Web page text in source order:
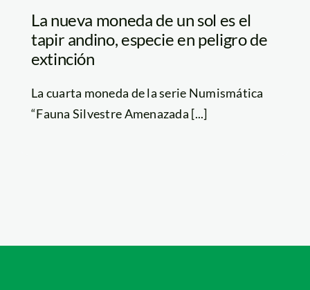
La nueva moneda de un sol es el
tapir andino, especie en peligro de
extinción
La cuarta moneda de la serie Numismática
“Fauna Silvestre Amenazada [...]